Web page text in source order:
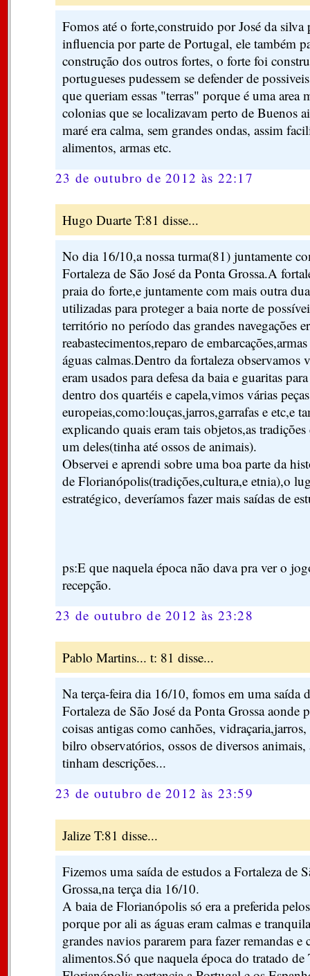
Fomos até o forte,construido por José da silva
influencia por parte de Portugal, ele também
construção dos outros fortes, o forte foi
portugueses pudessem se defender de
que queriam essas "terras" porque é uma area
colonias que se localizavam perto de Buenos
maré era calma, sem grandes ondas, assim
alimentos, armas etc.
23 de outubro de 2012 às 22:17
Hugo Duarte T:81 disse...
No dia 16/10,a nossa turma(81) juntamente
Fortaleza de São José da Ponta Grossa.A
praia do forte,e juntamente com mais outra
utilizadas para proteger a baia norte de
território no período das grandes navegações
reabastecimentos,reparo de
águas calmas.Dentro da fortaleza observamos
eram usados para defesa da baia e guaritas
dentro dos quartéis e capela,vimos várias
europeias,como:louças,jarros,garrafas e etc,e
explicando quais eram tais objetos,as tradições
um deles(tinha até ossos de animais).
Observei e aprendi sobre uma boa parte da
de Florianópolis(tradições,cultura,e etnia),o
estratégico, deveríamos fazer mais saídas de
ps:E que naquela época não dava pra ver o
recepção.
23 de outubro de 2012 às 23:28
Pablo Martins... t: 81 disse...
Na terça-feira dia 16/10, fomos em uma saída
Fortaleza de São José da Ponta Grossa aonde
coisas antigas como canhões,
bilro observatórios, ossos de diversos animais,
tinham descrições...
23 de outubro de 2012 às 23:59
Jalize T:81 disse...
Fizemos uma saída de estudos a Fortaleza de
Grossa,na terça dia 16/10.
A baia de Florianópolis só era a preferida
porque por ali as águas eram calmas e
grandes navios pararem para fazer remandas e
alimentos.Só que naquela época do tratado de